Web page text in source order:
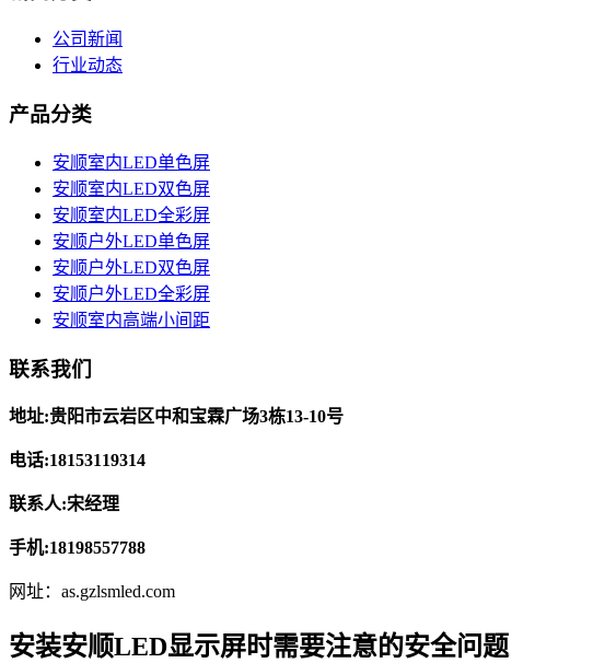
公司新闻
行业动态
产品分类
安顺室内LED单色屏
安顺室内LED双色屏
安顺室内LED全彩屏
安顺户外LED单色屏
安顺户外LED双色屏
安顺户外LED全彩屏
安顺室内高端小间距
联系我们
地址:贵阳市云岩区中和宝霖广场3栋13-10号
电话:18153119314
联系人:宋经理
手机:18198557788
网址：as.gzlsmled.com
安装安顺LED显示屏时需要注意的安全问题